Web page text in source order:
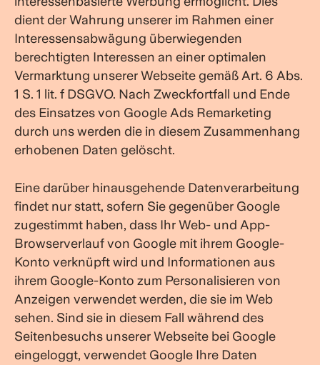
dient der Wahrung unserer im Rahmen einer
Interessensabwägung überwiegenden
berechtigten Interessen an einer optimalen
Vermarktung unserer Webseite gemäß Art. 6 Abs.
1 S. 1 lit. f DSGVO. Nach Zweckfortfall und Ende
des Einsatzes von Google Ads Remarketing
durch uns werden die in diesem Zusammenhang
erhobenen Daten gelöscht.
Eine darüber hinausgehende Datenverarbeitung
findet nur statt, sofern Sie gegenüber Google
zugestimmt haben, dass Ihr Web- und App-
Browserverlauf von Google mit ihrem Google-
Konto verknüpft wird und Informationen aus
ihrem Google-Konto zum Personalisieren von
Anzeigen verwendet werden, die sie im Web
sehen. Sind sie in diesem Fall während des
Seitenbesuchs unserer Webseite bei Google
eingeloggt, verwendet Google Ihre Daten